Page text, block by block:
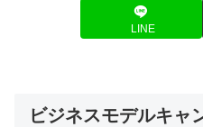
LINE
ビジネスモデルキャ